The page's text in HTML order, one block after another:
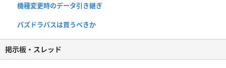
機種変更時のデータ引き継ぎ
パズドラパスは買うべきか
掲示板・スレッド